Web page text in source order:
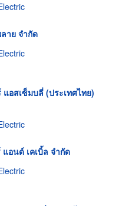
าย จำกัด
อสเซ็มบลี่ (ประเทศไทย)
อนด์ เคเบิ้ล จำกัด